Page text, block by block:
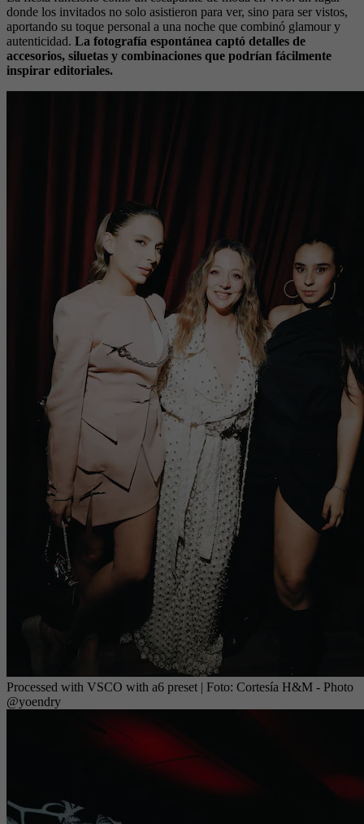
donde los invitados no solo asistieron para ver, sino para ser vistos,
aportando su toque personal a una noche que combinó glamour y
autenticidad. La fotografía espontánea captó detalles de
accesorios, siluetas y combinaciones que podrían fácilmente
inspirar editoriales.
Processed with VSCO with a6 preset | Foto: Cortesía H&M - Photo
@yoendry